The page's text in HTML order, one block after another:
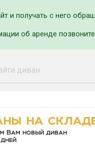
и получать с него
об аренде